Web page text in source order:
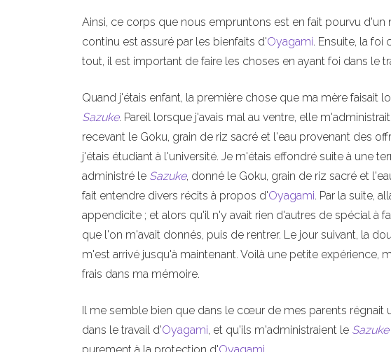
Ainsi, ce corps que nous empruntons est en fait pourvu
continu est assuré par les bienfaits d'Oyagami. Ensuite, la
tout, il est important de faire les choses en ayant foi dans le
Quand j'étais enfant, la première chose que ma mère faisait
Sazuke. Pareil lorsque j'avais mal au ventre, elle
recevant le Goku, grain de riz sacré et l'eau provenant des
j'étais étudiant à l'université. Je m'étais effondré suite à une
administré le Sazuke, donné le Goku, grain de riz sacré et
fait entendre divers récits à propos d'Oyagami. Par la suite,
appendicite ; et alors qu'il n'y avait rien d'autres de spécial à
que l'on m'avait donnés, puis de rentrer. Le jour suivant, la
m'est arrivé jusqu'à maintenant. Voilà une petite expérience,
frais dans ma mémoire.
Il me semble bien que dans le cœur de mes parents
dans le travail d'Oyagami, et qu'ils m'administraient le Sazuke